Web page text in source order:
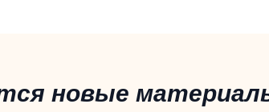
новые